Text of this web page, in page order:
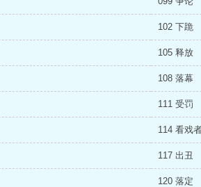
102 下跪
105 释放
108 落幕
111 受罚
114 看戏
117 出丑
120 落定